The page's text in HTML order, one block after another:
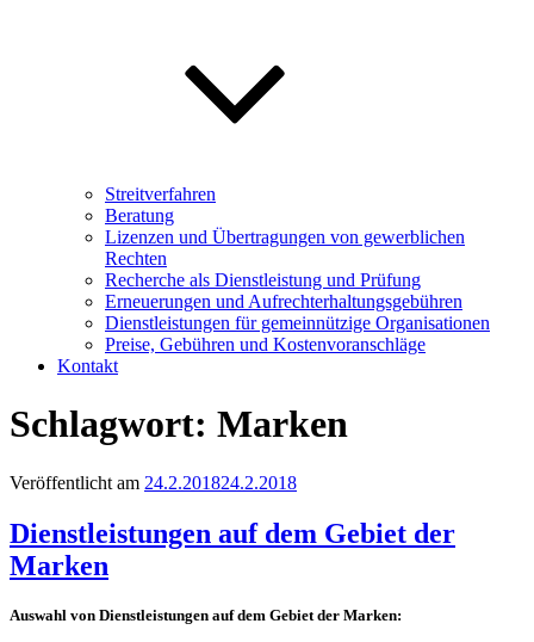
Streitverfahren
Beratung
Lizenzen und Übertragungen von gewerblichen
Rechten
Recherche als Dienstleistung und Prüfung
Erneuerungen und Aufrechterhaltungsgebühren
Dienstleistungen für gemeinnützige Organisationen
Preise, Gebühren und Kostenvoranschläge
Kontakt
Schlagwort: Marken
Veröffentlicht am 24.2.201824.2.2018
Dienstleistungen auf dem Gebiet der
Marken
Auswahl von Dienstleistungen auf dem Gebiet der Marken: